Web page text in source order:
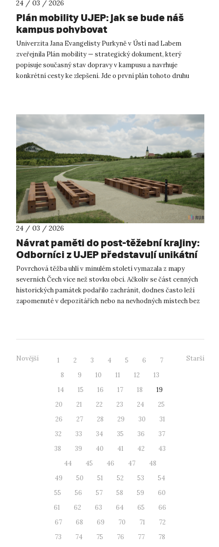
24 / 03 / 2026
Plán mobility UJEP: jak se bude náš
kampus pohybovat
Univerzita Jana Evangelisty Purkyně v Ústí nad Labem
zveřejnila Plán mobility — strategický dokument, který
popisuje současný stav dopravy v kampusu a navrhuje
konkrétní cesty ke zlepšení. Jde o první plán tohoto druhu
24 / 03 / 2026
Návrat paměti do post-těžební krajiny:
Odborníci z UJEP představují unikátní
vizualizace návratu zachráněných
památek ze zaniklých obcí
Povrchová těžba uhlí v minulém století vymazala z mapy
severních Čech více než stovku obcí. Ačkoliv se část cenných
historických památek podařilo zachránit, dodnes často leží
zapomenuté v depozitářích nebo na nevhodných místech bez
Novější 1 2 3 4 5 6
7
8
9 10 11 12
13
14
15 16 17 18
19
20
21 22 23 24
25
26
27 28 29 30
31
32
33 34 35 36
37
38
39 40 41 42
43
44
45 46 47
48
49
50 51 52 53
54
55
56 57 58 59
60
61
62 63 64 65
66
67
68 69 70 71
72
73
74 75 76 77
78
Starší